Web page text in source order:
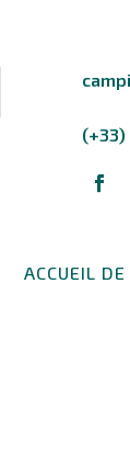
(+33)
ACCUEIL DE